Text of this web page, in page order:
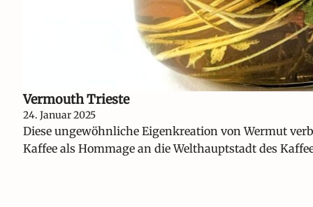
Vermouth Trieste
24. Januar 2025
Diese ungewöhnliche Eigenkreation von Wermut
Kaffee als Hommage an die Welthauptstadt des